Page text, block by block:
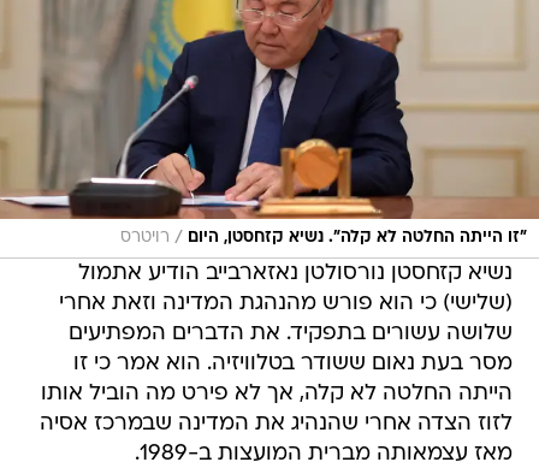
"זו הייתה החלטה לא קלה". נשיא קזחסטן, היום / רויטרס
נשיא קזחסטן נורסולטן נאזארבייב הודיע אתמול
(שלישי) כי הוא פורש מהנהגת המדינה וזאת אחרי
שלושה עשורים בתפקיד. את הדברים המפתיעים
מסר בעת נאום ששודר בטלוויזיה. הוא אמר כי זו
הייתה החלטה לא קלה, אך לא פירט מה הוביל אותו
לזוז הצדה אחרי שהנהיג את המדינה שבמרכז אסיה
מאז עצמאותה מברית המועצות ב-1989.